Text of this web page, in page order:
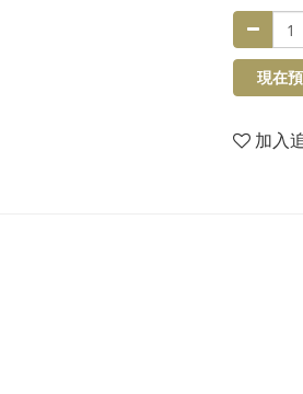
現在
加入